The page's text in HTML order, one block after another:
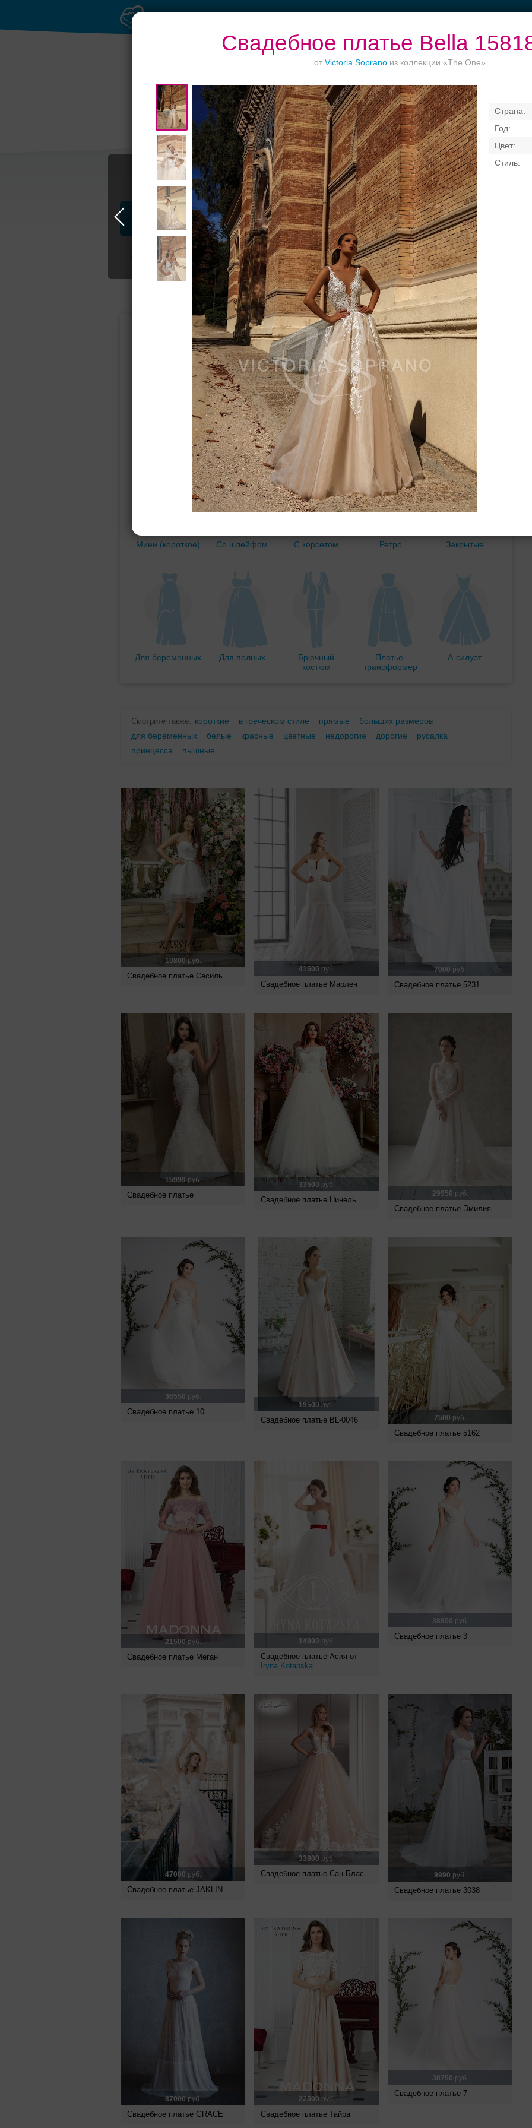
Свадебное платье Bella
от Victoria Sopranoиз коллекции «The One»
Банкет в отеле
Торжества за
городом
Ваш безупречный
образ
Профессионалы и услуги Свадебные платья Банкет Транспорт
Свадьба в Москве Свадебные платья
Подбор свадебного платья
По стилю
Прямое Русалка Принцесса Бальное
Мини (короткое) Со шлейфом С корсетом Ретро Закрытые
Для беременных Для полных
Брючный
костюм
Платье-
трансформер
А-силуэт
Смотрите также: короткие в греческом стиле прямые
больших размеров
для беременных
белые красные цветные недорогие дорогие
русалка
принцесса
пышные
10800 руб.
Свадебное платье Сесиль
41500 руб.
Свадебное платье Марлен
7000 руб.
Свадебное платье 5231
15999 руб.
Свадебное платье
33500 руб.
Свадебное платье Нинель
29950 руб.
Свадебное платье Эмилия
36550 руб.
Свадебное платье 10
19500 руб.
Свадебное платье BL-0046 7500 руб.
Свадебное платье 5162
21500 руб.
Свадебное платье Меган
14900 руб.
Свадебное платье Асия от
Iryna Kotapska
38800 руб.
Свадебное платье 3
47000 руб.
Свадебное платье JAKLIN
33800 руб.
Свадебное платье Сан-Блас 9990 руб.
Свадебное платье 3038
87000руб.
Свадебное платье GRACE
22500 руб.
Свадебное платье Тайра
38750 руб.
Свадебное платье 7